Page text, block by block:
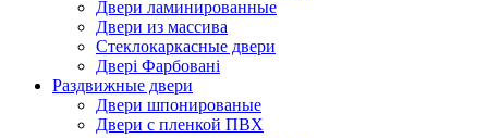
Двери ламинированные
Двери из массива
Стеклокаркасные двери
Двері Фарбовані
Раздвижные двери
Двери шпонированые
Двери с пленкой ПВХ